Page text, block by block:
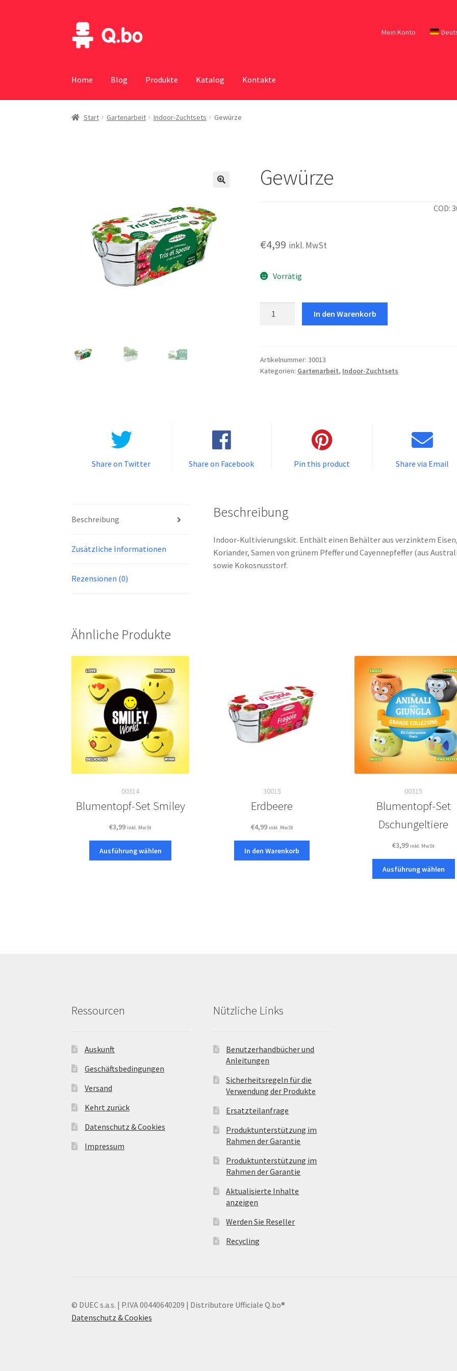
Skip
to
Skip
to
Mein Konto
Home Blog Produkte Katalog Kontakte
Start Gartenarbeit Indoor-Zuchtsets Gewürze
Gewürze
COD:
€4,99 inkl. MwSt
Vorrätig
In den Warenkorb
Artikelnummer:30013
Kategorien: Gartenarbeit, Indoor-Zuchtsets
Share on Twitter Share on Facebook Pin this product Share via Email
Beschreibung
Zusätzliche Informationen
Rezensionen (0)
Beschreibung
Indoor-Kultivierungskit. Enthält einen Behälter aus verzinktem Eisen,
Koriander, Samen von grünem Pfeffer und Cayennepfeffer (aus
sowie Kokosnusstorf.
Ähnliche Produkte
00314
Blumentopf-Set Smiley
€3,99 inkl. MwSt
Ausführung wählen
30015
Erdbeere
€4,99 inkl. MwSt
In den Warenkorb
00315
Blumentopf-Set
Dschungeltiere
€3,99 inkl. MwSt
Ausführung wählen
Ressourcen
Auskunft
Geschäftsbedingungen
Versand
Kehrt zurück
Datenschutz & Cookies
Impressum
Nützliche Links
Benutzerhandbücher und
Anleitungen
Sicherheitsregeln für die
Verwendung der Produkte
Ersatzteilanfrage
Produktunterstützung im
Rahmen der Garantie
Produktunterstützung im
Rahmen der Garantie
Aktualisierte Inhalte
anzeigen
Werden Sie Reseller
Recycling
© DUEC s.a.s. | P.IVA 00440640209 | Distributore Ufficiale Q.bo®
Datenschutz & Cookies